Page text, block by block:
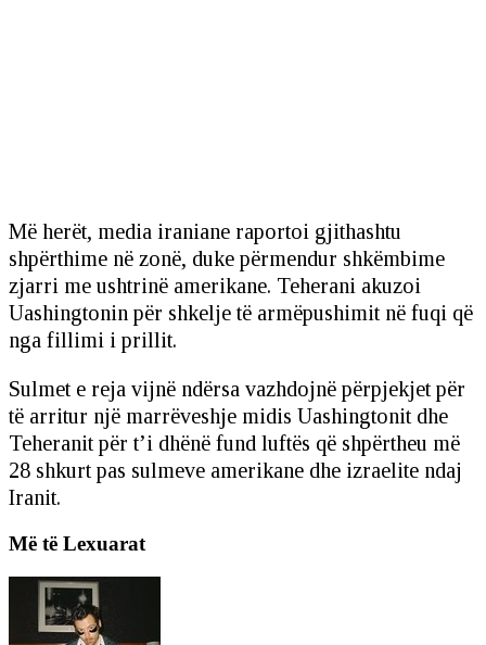
Më herët, media iraniane raportoi gjithashtu
shpërthime në zonë, duke përmendur shkëmbime
zjarri me ushtrinë amerikane. Teherani akuzoi
Uashingtonin për shkelje të armëpushimit në fuqi që
nga fillimi i prillit.
Sulmet e reja vijnë ndërsa vazhdojnë përpjekjet për
të arritur një marrëveshje midis Uashingtonit dhe
Teheranit për t’i dhënë fund luftës që shpërtheu më
28 shkurt pas sulmeve amerikane dhe izraelite ndaj
Iranit.
Më të Lexuarat